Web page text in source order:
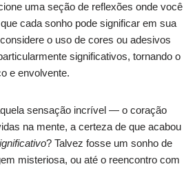
uma seção de reflexões onde você
cada sonho pode significar em sua
o uso de cores ou adesivos
significativos, tornando o
e envolvente.
sensação incrível — o coração
na mente, a certeza de que acabou
? Talvez fosse um sonho de
misteriosa, ou até o reencontro com